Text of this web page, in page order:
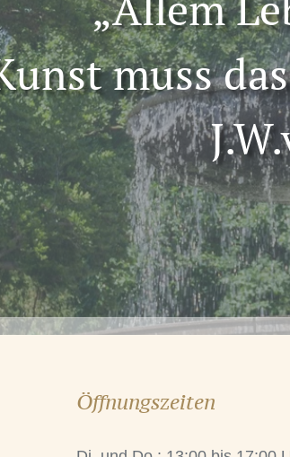
muss
Öffnungszeiten